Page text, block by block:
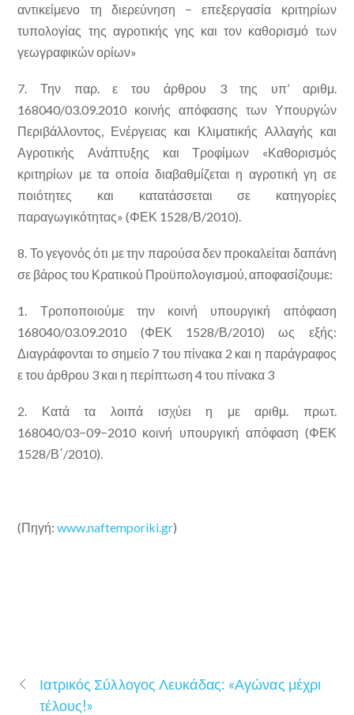
αντικείμενο τη διερεύνηση − επεξεργασία κριτηρίων
τυπολογίας της αγροτικής γης και τον καθορισμό των
γεωγραφικών ορίων»
7. Την παρ. ε του άρθρου 3 της υπ’ αριθμ.
168040/03.09.2010 κοινής απόφασης των Υπουργών
Περιβάλλοντος, Ενέργειας και Κλιματικής Αλλαγής και
Αγροτικής Ανάπτυξης και Τροφίμων «Καθορισμός
κριτηρίων με τα οποία διαβαθμίζεται η αγροτική γη σε
ποιότητες και κατατάσσεται σε κατηγορίες
παραγωγικότητας» (ΦΕΚ 1528/Β/2010).
8. Το γεγονός ότι με την παρούσα δεν προκαλείται δαπάνη
σε βάρος του Κρατικού Προϋπολογισμού, αποφασίζουμε:
1. Τροποποιούμε την κοινή υπουργική απόφαση
168040/03.09.2010 (ΦΕΚ 1528/Β/2010) ως εξής:
Διαγράφονται το σημείο 7 του πίνακα 2 και η παράγραφος
ε του άρθρου 3 και η περίπτωση 4 του πίνακα 3
2. Κατά τα λοιπά ισχύει η με αριθμ. πρωτ.
168040/03−09−2010 κοινή υπουργική απόφαση (ΦΕΚ
1528/Β΄/2010).
(Πηγή:www.naftemporiki.gr)
Ιατρικός Σύλλογος Λευκάδας: «Αγώνας μέχρι
τέλους!»